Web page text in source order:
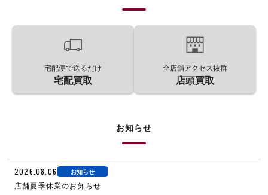
宅配便で送るだけ
宅配買取
全店舗アクセス抜群
店頭買取
お知らせ
2026.08.06 お知らせ
店舗夏季休業のお知らせ